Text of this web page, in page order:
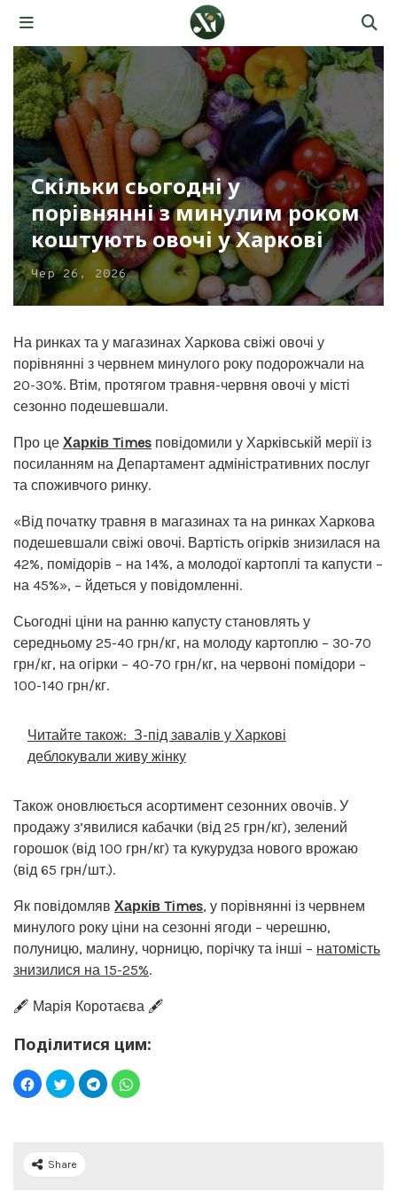
Скільки сьогодні у
порівнянні з минулим роком
коштують овочі у Харкові
Чер 26, 2026
На ринках та у магазинах Харкова свіжі овочі у
порівнянні з червнем минулого року подорожчали на
20-30%. Втім, протягом травня-червня овочі у місті
сезонно подешевшали.
Про це Харків Times повідомили у Харківській мерії із
посиланням на Департамент адміністративних послуг
та споживчого ринку.
«Від початку травня в магазинах та на ринках Харкова
подешевшали свіжі овочі. Вартість огірків знизилася на
42%, помідорів – на 14%, а молодої картоплі та капусти –
на 45%», – йдеться у повідомленні.
Сьогодні ціни на ранню капусту становлять у
середньому 25-40 грн/кг, на молоду картоплю – 30-70
грн/кг, на огірки – 40-70 грн/кг, на червоні помідори –
100-140 грн/кг.
Читайте також: З-під завалів у Харкові
деблокували живу жінку
Також оновлюється асортимент сезонних овочів. У
продажу з’явилися кабачки (від 25 грн/кг), зелений
горошок (від 100 грн/кг) та кукурудза нового врожаю
(від 65 грн/шт.).
Як повідомляв Харків Times, у порівнянні із червнем
минулого року ціни на сезонні ягоди – черешню,
полуницю, малину, чорницю, порічку та інші – натомість
знизилися на 15-25%.
🖋️ Марія Коротаєва 🖋️
Поділитися цим:
Share